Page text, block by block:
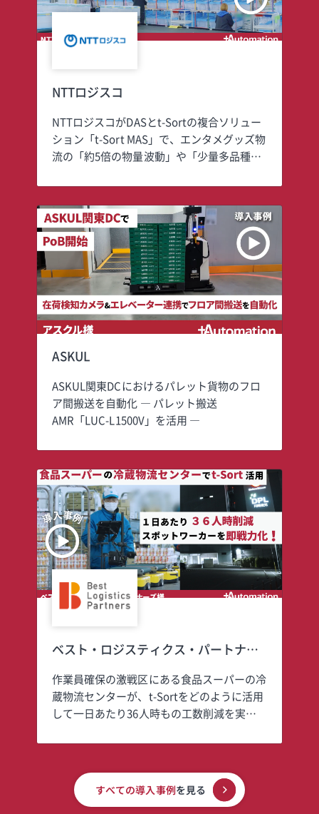
NTTロジスコ
NTTロジスコがDASとt-Sortの複合ソリュー
ション「t-Sort MAS」で、エンタメグッズ物
流の「約5倍の物量波動」や「少量多品種の
ASKUL
ASKUL関東DCにおけるパレット貨物のフロ
ア間搬送を自動化 ― パレット搬送
AMR「LUC-L1500V」を活用 ―
ベスト・ロジスティクス・パートナー
ズ
作業員確保の激戦区にある食品スーパーの冷
蔵物流センターが、t-Sortをどのように活用
して一日あたり36人時もの工数削減を実現
すべての導入事例を見る